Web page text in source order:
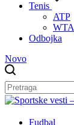
Tenis
ATP
WTA
Odbojka
Novo
Fudbal